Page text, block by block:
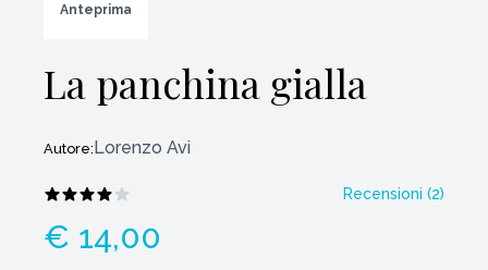
Anteprima
La panchina gialla
Autore:Lorenzo Avi
Recensioni (2)
€ 14,00